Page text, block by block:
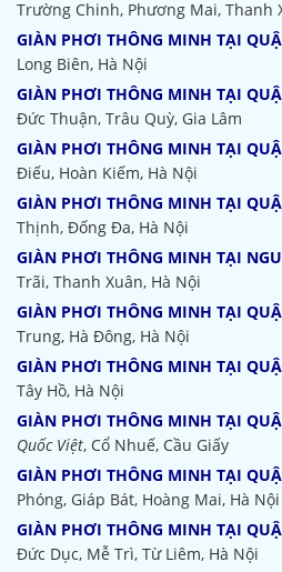
Trường Chinh, Phương Mai, Thanh
GIÀN PHƠI THÔNG MINH TẠI
Long Biên, Hà Nội
GIÀN PHƠI THÔNG MINH TẠI
Đức Thuận, Trâu Quỳ, Gia Lâm
GIÀN PHƠI THÔNG MINH TẠI
Điếu, Hoàn Kiếm, Hà Nội
GIÀN PHƠI THÔNG MINH TẠI
Thịnh, Đống Đa, Hà Nội
GIÀN PHƠI THÔNG MINH TẠI
Trãi, Thanh Xuân, Hà Nội
GIÀN PHƠI THÔNG MINH TẠI
Trung, Hà Đông, Hà Nội
GIÀN PHƠI THÔNG MINH TẠI
Tây Hồ, Hà Nội
GIÀN PHƠI THÔNG MINH TẠI
Quốc Việt, Cổ Nhuế, Cầu Giấy
GIÀN PHƠI THÔNG MINH TẠI
Phóng, Giáp Bát, Hoàng Mai, Hà Nội
GIÀN PHƠI THÔNG MINH TẠI
Đức Dục, Mễ Trì, Từ Liêm, Hà Nội